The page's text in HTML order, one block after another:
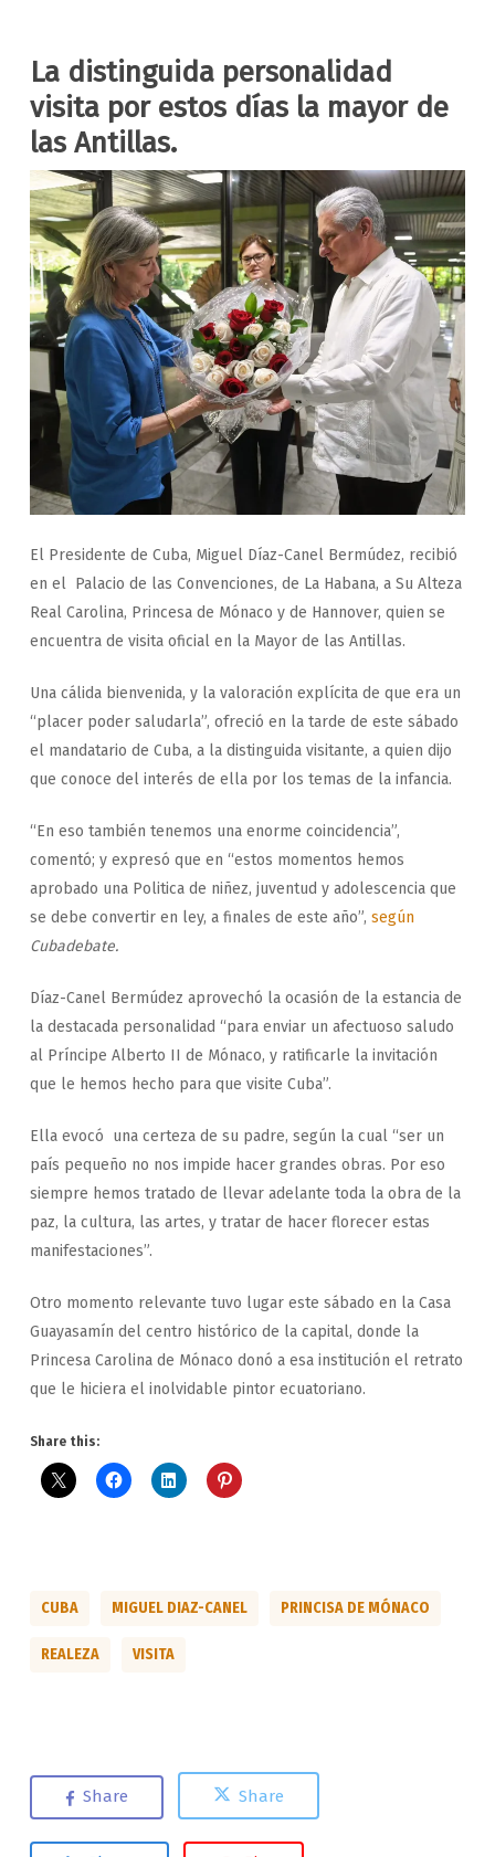
La distinguida personalidad
visita por estos días la mayor de
las Antillas.
El Presidente de Cuba, Miguel Díaz-Canel Bermúdez, recibió
en el Palacio de las Convenciones, de La Habana, a Su Alteza
Real Carolina, Princesa de Mónaco y de Hannover, quien se
encuentra de visita oficial en la Mayor de las Antillas.
Una cálida bienvenida, y la valoración explícita de que era un
“placer poder saludarla”, ofreció en la tarde de este sábado
el mandatario de Cuba, a la distinguida visitante, a quien dijo
que conoce del interés de ella por los temas de la infancia.
“En eso también tenemos una enorme coincidencia”,
comentó; y expresó que en “estos momentos hemos
aprobado una Politica de niñez, juventud y adolescencia que
se debe convertir en ley, a finales de este año”, según
Cubadebate.
Díaz-Canel Bermúdez aprovechó la ocasión de la estancia de
la destacada personalidad “para enviar un afectuoso saludo
al Príncipe Alberto II de Mónaco, y ratificarle la invitación
que le hemos hecho para que visite Cuba”.
Ella evocó una certeza de su padre, según la cual “ser un
país pequeño no nos impide hacer grandes obras. Por eso
siempre hemos tratado de llevar adelante toda la obra de la
paz, la cultura, las artes, y tratar de hacer florecer estas
manifestaciones”.
Otro momento relevante tuvo lugar este sábado en la Casa
Guayasamín del centro histórico de la capital, donde la
Princesa Carolina de Mónaco donó a esa institución el retrato
que le hiciera el inolvidable pintor ecuatoriano.
Share this:
CUBA MIGUEL DIAZ-CANEL PRINCISA DE MÓNACO
REALEZA VISITA
Share Share